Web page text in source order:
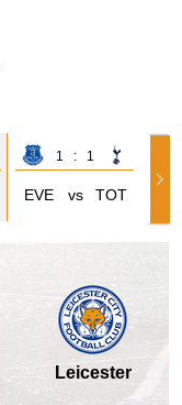
1 : 1
EVE vs TOT
Leicester